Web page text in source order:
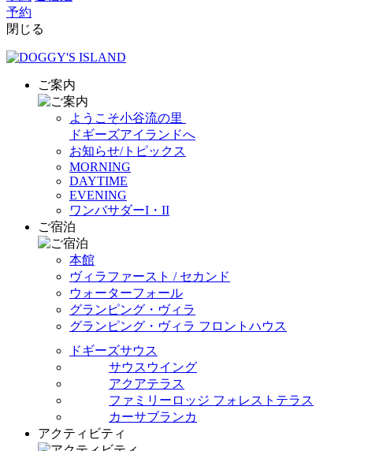
予約
閉じる
ご案内
ようこそ小谷流の里
ドギーズアイランドへ
お知らせ/トピックス
MORNING
DAYTIME
EVENING
ワンバサダーI・II
ご宿泊
本館
ヴィラファースト / セカンド
ウォーターフォール
グランピング・ヴィラ
グランピング・ヴィラ フロントハウス
ドギーズサウス
サウスウイング
アクアテラス
ファミリーロッジ フォレストテラス
カーサブランカ
アクティビティ